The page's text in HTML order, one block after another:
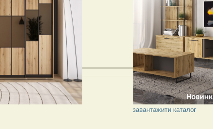
завантажити каталог